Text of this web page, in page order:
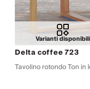
Varianti disponibili
Delta coffee 723
Tavolino rotondo Ton